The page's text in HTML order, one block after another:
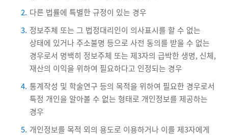
2. 다른 법률에 특별한 규정이 있는 경우
3. 정보주체 또는 그 법정대리인이 의사표시를 할 수 없는
상태에 있거나 주소불명 등으로 사전 동의를 받을 수 없는
경우로서 명백히 정보주체 또는 제3자의 급박한 생명, 신체,
재산의 이익을 위하여 필요하다고 인정되는 경우
4. 통계작성 및 학술연구 등의 목적을 위하여 필요한 경우로서
특정 개인을 알아볼 수 없는 형태로 개인정보를 제공하는
경우
5. 개인정보를 목적 외의 용도로 이용하거나 이를 제3자에게